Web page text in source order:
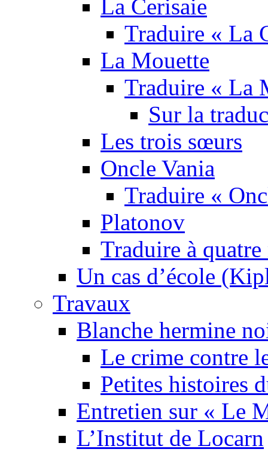
La Cerisaie
Traduire « La
La Mouette
Traduire « La
Sur la
Les trois sœurs
Oncle Vania
Traduire «
Platonov
Traduire à quatre
Un cas d’école
Travaux
Blanche hermine
Le crime contre
Petites histoires
Entretien sur « Le
L’Institut de Locarn